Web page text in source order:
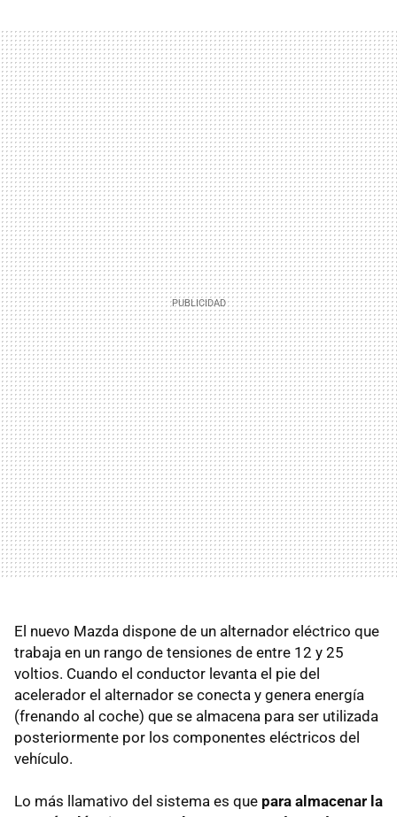
El nuevo Mazda dispone de un alternador eléctrico que
trabaja en un rango de tensiones de entre 12 y 25
voltios. Cuando el conductor levanta el pie del
acelerador el alternador se conecta y genera energía
(frenando al coche) que se almacena para ser utilizada
posteriormente por los componentes eléctricos del
vehículo.
Lo más llamativo del sistema es que para almacenar la